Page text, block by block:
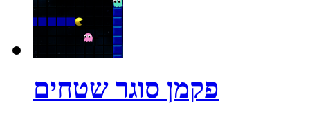
פקמן סוגר שטחים